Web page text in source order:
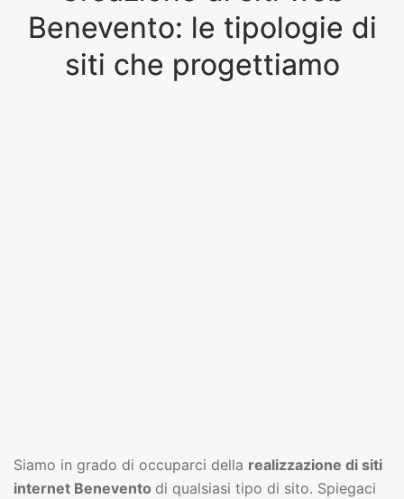
Benevento: le tipologie di
siti che progettiamo
Siamo in grado di occuparci della realizzazione di siti
internet Benevento di qualsiasi tipo di sito. Spiegaci